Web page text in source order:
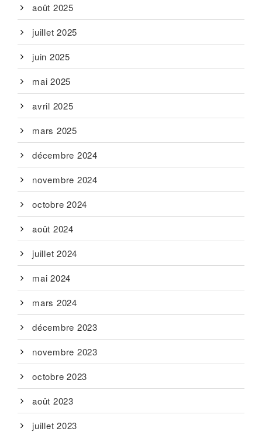
août 2025
juillet 2025
juin 2025
mai 2025
avril 2025
mars 2025
décembre 2024
novembre 2024
octobre 2024
août 2024
juillet 2024
mai 2024
mars 2024
décembre 2023
novembre 2023
octobre 2023
août 2023
juillet 2023